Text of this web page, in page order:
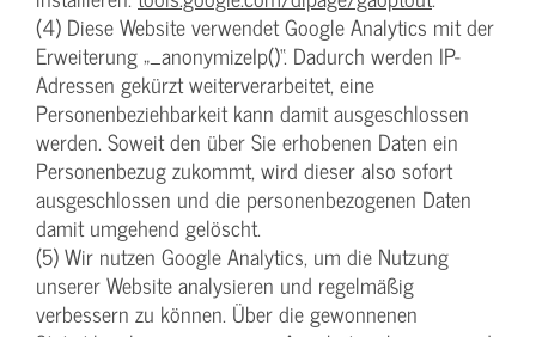
(4) Diese Website verwendet Google Analytics mit der
Erweiterung „_anonymizeIp()“. Dadurch werden IP-
Adressen gekürzt weiterverarbeitet, eine
Personenbeziehbarkeit kann damit ausgeschlossen
werden. Soweit den über Sie erhobenen Daten ein
Personenbezug zukommt, wird dieser also sofort
ausgeschlossen und die personenbezogenen Daten
damit umgehend gelöscht.
(5) Wir nutzen Google Analytics, um die Nutzung
unserer Website analysieren und regelmäßig
verbessern zu können. Über die gewonnenen